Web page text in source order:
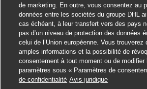
Postuler
de marketing. En outre, vous consentez au
données entre les sociétés du groupe DHL
cas échéant, à leur transfert vers des pays
pas d’un niveau de protection des données
celui de l’Union européenne. Vous trouverez
amples informations et la possibilité de
consentement à tout moment ou de modifier
paramètres sous « Paramètres de
de confidentialité Avis juridique